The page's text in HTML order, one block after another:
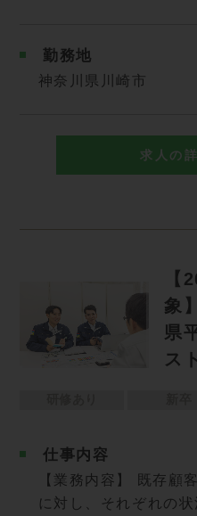
勤務地
神奈川県川崎市
求人の
【
象
県
ス
仕事内容
【業務内容】 既存顧
に対し、それぞれの